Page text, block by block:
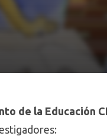
de la Educación